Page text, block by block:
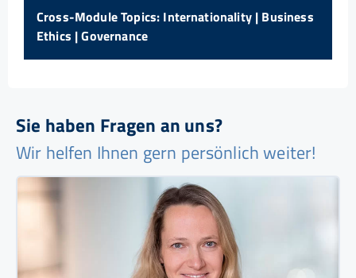
Cross-Module Topics: Internationality | Business
Ethics | Governance
Sie haben Fragen an uns?
Wir helfen Ihnen gern persönlich weiter!